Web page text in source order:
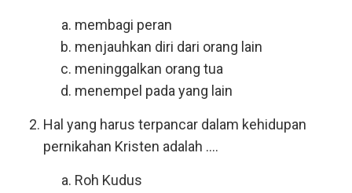
membagi peran
menjauhkan diri dari orang lain
meninggalkan orang tua
menempel pada yang lain
Hal yang harus terpancar dalam kehidupan
pernikahan Kristen adalah ....
Roh Kudus